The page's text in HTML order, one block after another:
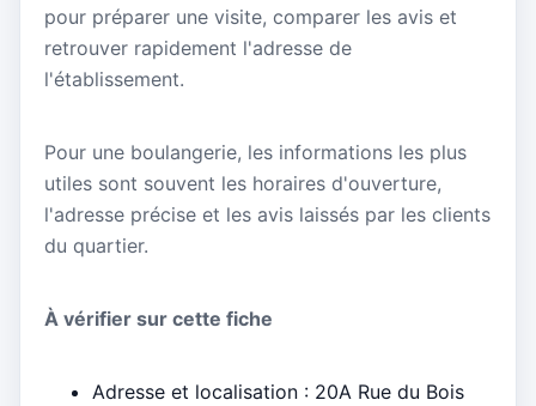
pour préparer une visite, comparer les avis et
retrouver rapidement l'adresse de
l'établissement.
Pour une boulangerie, les informations les plus
utiles sont souvent les horaires d'ouverture,
l'adresse précise et les avis laissés par les clients
du quartier.
À vérifier sur cette fiche
Adresse et localisation : 20A Rue du Bois